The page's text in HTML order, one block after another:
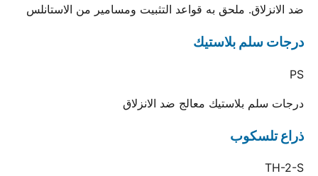
ضد الانزلاق. ملحق به قواعد التثبيت ومسامير من الاستانلس
درجات سلم بلاستيك
PS
درجات سلم بلاستيك معالج ضد الانزلاق
ذراع تلسكوب
TH-2-S